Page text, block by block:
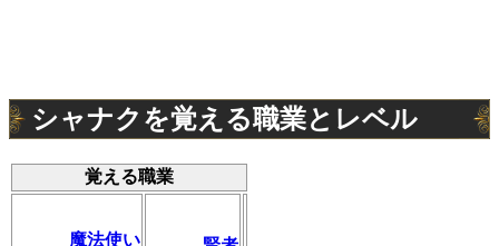
シャナクを覚える職業とレベル
覚える職業
魔法使い